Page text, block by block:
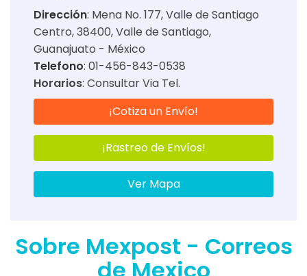
Dirección: Mena No. 177, Valle de Santiago
Centro, 38400, Valle de Santiago,
Guanajuato - México
Telefono: 01-456-843-0538
Horarios: Consultar Via Tel.
¡Cotiza un Envío!
¡Rastreo de Envíos!
Ver Mapa
Sobre Mexpost - Correos